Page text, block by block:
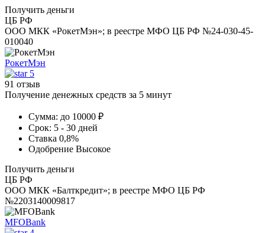
Получить деньги
ЦБ РФ
ООО МКК «РокетМэн»; в реестре МФО ЦБ РФ №24-030-45-
010040
РокетМэн
5
91 отзыв
Получение денежных средств за 5 минут
Сумма: до 10000 ₽
Срок: 5 - 30 дней
Ставка 0,8%
Одобрение Высокое
Получить деньги
ЦБ РФ
ООО МКК «Балткредит»; в реестре МФО ЦБ РФ
№2203140009817
MFOBank